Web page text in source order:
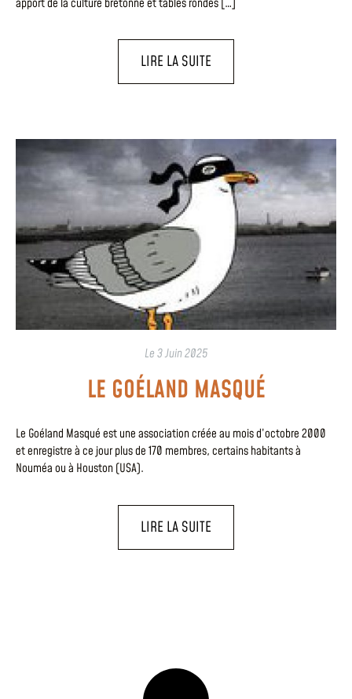
apport de la culture bretonne et tables rondes […]
LIRE LA SUITE
Le3 Juin 2025
LE GOÉLAND MASQUÉ
Le Goéland Masqué est une association créée au mois d’octobre 2000
et enregistre à ce jour plus de 170 membres, certains habitants à
Nouméa ou à Houston (USA).
LIRE LA SUITE